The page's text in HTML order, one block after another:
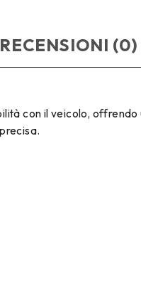
RECENSIONI (0)
con il veicolo,